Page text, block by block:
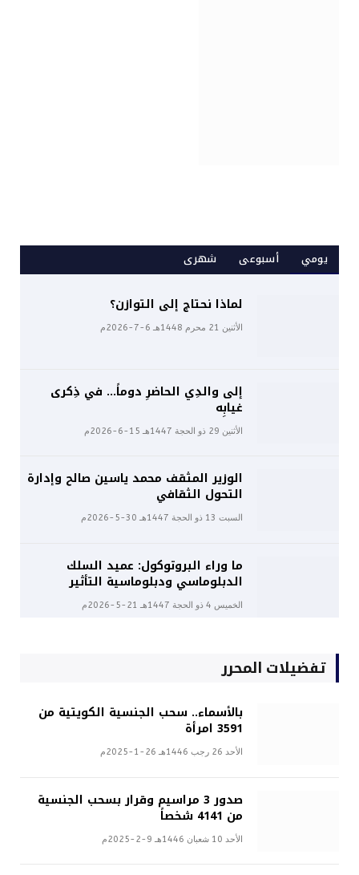
يومي أسبوعى شهرى
لماذا نحتاج إلى التوازن؟
الأثنين 21 محرم 1448هـ 6-7-2026م
إلى والدِي الحاضرِ دوماً… في ذِكرى
غيابِه
الأثنين 29 ذو الحجة 1447هـ 15-6-2026م
الوزير المثقف محمد ياسين صالح وإدارة
التحول الثقافي
السبت 13 ذو الحجة 1447هـ 30-5-2026م
ما وراء البروتوكول: عميد السلك
الدبلوماسي ودبلوماسية التأثير
الخميس 4 ذو الحجة 1447هـ 21-5-2026م
تفضيلات المحرر
بالأسماء.. سحب الجنسية الكويتية من
3591 امرأة
الأحد 26 رجب 1446هـ 26-1-2025م
صدور 3 مراسيم وقرار بسحب الجنسية
من 4141 شخصاً
الأحد 10 شعبان 1446هـ 9-2-2025م